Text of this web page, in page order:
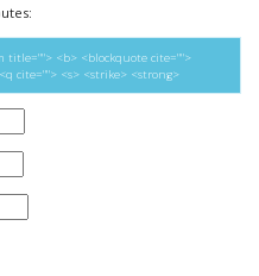
title=""> <b> <blockquote cite="">
cite=""> <s> <strike> <strong>